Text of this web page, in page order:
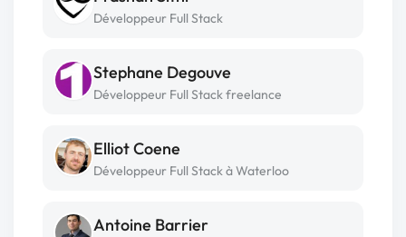
Développeur Full Stack
Stephane Degouve
Développeur Full Stack freelance
Elliot Coene
Développeur Full Stack à Waterloo
Antoine Barrier